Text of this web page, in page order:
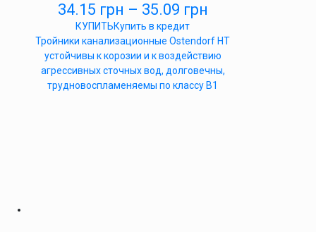
34.15 грн – 35.09 грн
КУПИТЬКупить в кредит
Тройники канализационные Ostendorf HT
устойчивы к корозии и к воздействию
агрессивных сточных вод, долговечны,
трудновоспламеняемы по классу B1